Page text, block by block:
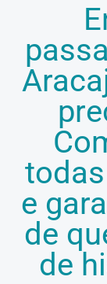
e
de
de